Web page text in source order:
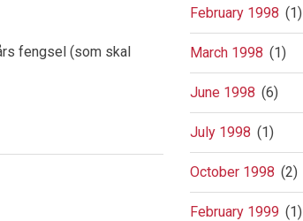
fengsel (som skal
February 1998 (1)
March 1998 (1)
June 1998 (6)
July 1998 (1)
October 1998 (2)
February 1999 (1)